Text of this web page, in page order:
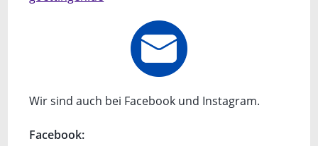
Wir sind auch bei Facebook und Instagram.
Facebook: